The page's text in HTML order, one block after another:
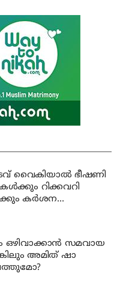
വൈകിയാൽ ഭീഷണി
റിക്കവറി
കർശന
സമവായ
അമിത് ഷാ